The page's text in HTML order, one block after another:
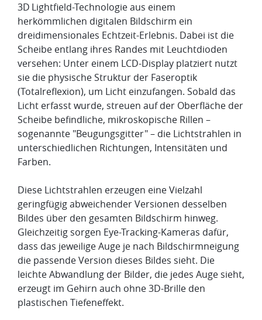
3D Lightfield-Technologie aus einem
herkömmlichen digitalen Bildschirm ein
dreidimensionales Echtzeit-Erlebnis. Dabei ist die
Scheibe entlang ihres Randes mit Leuchtdioden
versehen: Unter einem LCD-Display platziert nutzt
sie die physische Struktur der Faseroptik
(Totalreflexion), um Licht einzufangen. Sobald das
Licht erfasst wurde, streuen auf der Oberfläche der
Scheibe befindliche, mikroskopische Rillen –
sogenannte "Beugungsgitter" – die Lichtstrahlen in
unterschiedlichen Richtungen, Intensitäten und
Farben.
Diese Lichtstrahlen erzeugen eine Vielzahl
geringfügig abweichender Versionen desselben
Bildes über den gesamten Bildschirm hinweg.
Gleichzeitig sorgen Eye-Tracking-Kameras dafür,
dass das jeweilige Auge je nach Bildschirmneigung
die passende Version dieses Bildes sieht. Die
leichte Abwandlung der Bilder, die jedes Auge sieht,
erzeugt im Gehirn auch ohne 3D-Brille den
plastischen Tiefeneffekt.